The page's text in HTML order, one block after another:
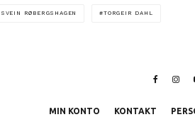
SVEIN RØBERGSHAGEN TORGEIR DAHL
MIN KONTO KONTAKT